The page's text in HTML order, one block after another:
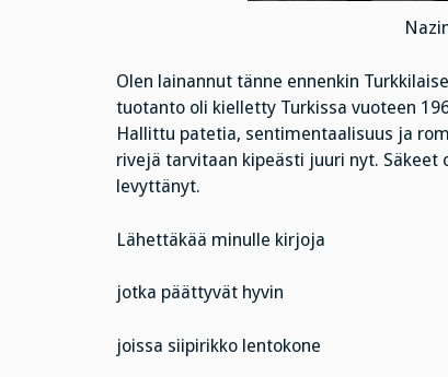
Olen lainannut tänne ennenkin
tuotanto oli kielletty Turkissa vuoteen
Hallittu patetia, sentimentaalisuus ja
rivejä tarvitaan kipeästi juuri nyt. Säkeet
levyttänyt.
Lähettäkää minulle kirjoja
jotka päättyvät hyvin
joissa siipirikko lentokone